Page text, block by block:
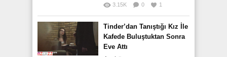
3.15K 0 1
Tinder’dan Tanıştığı Kız İle
Kafede Buluştuktan Sonra
Eve Attı